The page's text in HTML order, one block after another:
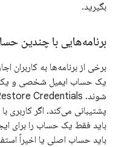
بگیرید.
برنامه‌هایی با چندین
برخی از برنامه‌ها به
یک حساب ایمیل شخصی و یک
پشتیبانی می‌کند. اگر
باید فقط یک حساب را برای
باید حساب اصلی یا اخیراً